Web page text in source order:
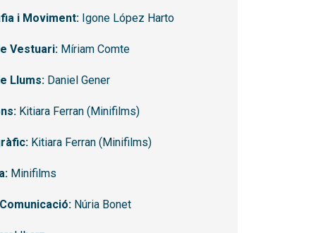
i Moviment: Igone López Harto
Vestuari: Míriam Comte
Llums: Daniel Gener
Kitiara Ferran (Minifilms)
Kitiara Ferran (Minifilms)
Minifilms
Núria Bonet